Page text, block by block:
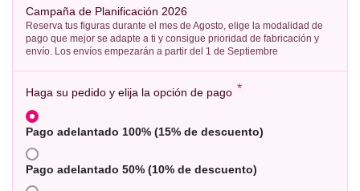
Campaña de Planificación 2026
Reserva tus figuras durante el mes de Agosto, elige la modalidad de
pago que mejor se adapte a ti y consigue prioridad de fabricación y
envío. Los envíos empezarán a partir del 1 de Septiembre
Haga su pedido y elija la opción de pago *
Pago adelantado 100% (15% de descuento)
Pago adelantado 50% (10% de descuento)